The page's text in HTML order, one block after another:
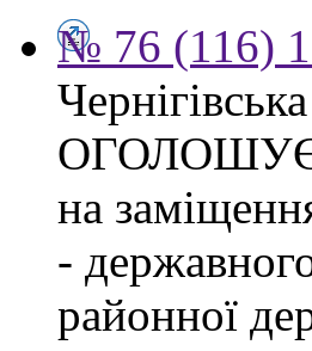
№ 76 (116)
на
-
районної